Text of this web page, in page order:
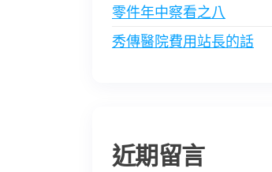
零件年中察看之八
秀傳醫院費用站長的話
近期留言